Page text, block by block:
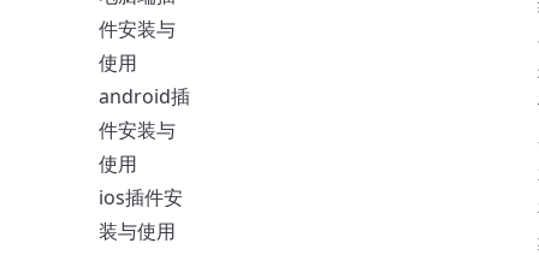
件安装与
使用
android插
件安装与
使用
ios插件安
装与使用